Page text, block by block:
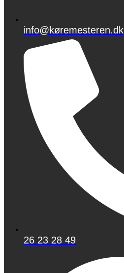
info@køremesteren.dk
26 23 28 49